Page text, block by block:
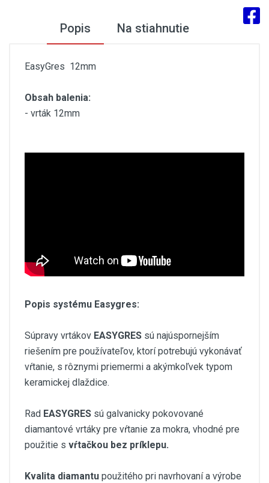
Popis Na stiahnutie
EasyGres 12mm
Obsah balenia:
- vrták 12mm
Popis systému Easygres:
Súpravy vrtákov EASYGRES sú najúspornejším
riešením pre používateľov, ktorí potrebujú vykonávať
vŕtanie, s rôznymi priemermi a akýmkoľvek typom
keramickej dlaždice.
Rad EASYGRES sú galvanicky pokovované
diamantové vrtáky pre vŕtanie za mokra, vhodné pre
použitie s vŕtačkou bez príklepu.
Kvalita diamantu použitého pri navrhovaní a výrobe